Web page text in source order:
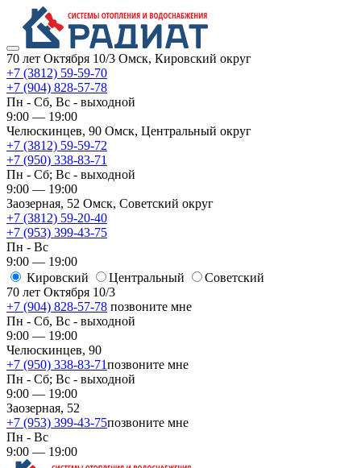
70 лет Октября 10/3 Омск, Кировский округ
+7 (3812) 59-59-70
+7 (904) 828-57-78
Пн - Сб, Вс - выходной
9:00 — 19:00
Челюскинцев, 90 Омск, ​Центральный округ
+7 (3812) 59-59-72
+7 (950) 338-83-71
Пн - Сб; Вс - выходной
9:00 — 19:00
Заозерная, 52 Омск, ​Советский округ
+7 (3812) 59-20-40
+7 (953) 399-43-75
Пн - Вс
9:00 — 19:00
Кировский
​Центральный
​Советский
70 лет Октября 10/3
+7 (904) 828-57-78 позвоните мне
Пн - Сб, Вс - выходной
9:00 — 19:00
Челюскинцев, 90
+7 (950) 338-83-71позвоните мне
Пн - Сб; Вс - выходной
9:00 — 19:00
Заозерная, 52
+7 (953) 399-43-75позвоните мне
Пн - Вс
9:00 — 19:00